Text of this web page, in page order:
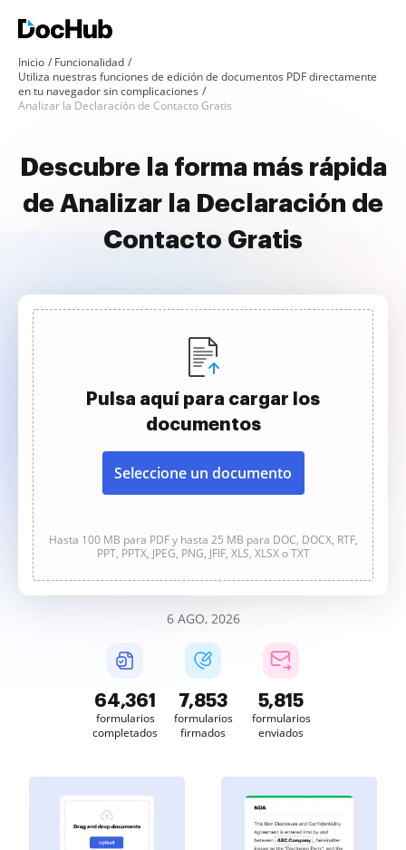
Inicio
Funcionalidad
Utiliza nuestras funciones de edición de documentos PDF directamente
en tu navegador sin complicaciones
Analizar la Declaración de Contacto Gratis
Descubre la forma más rápida
de Analizar la Declaración de
Contacto Gratis
Pulsa aquí para cargar los
documentos
Seleccione un documento
Hasta 100 MB para PDF y hasta 25 MB para DOC, DOCX, RTF,
PPT, PPTX, JPEG, PNG, JFIF, XLS, XLSX o TXT
6 AGO, 2026
64,361
formularios
completados
7,853
formularios
firmados
5,815
formularios
enviados